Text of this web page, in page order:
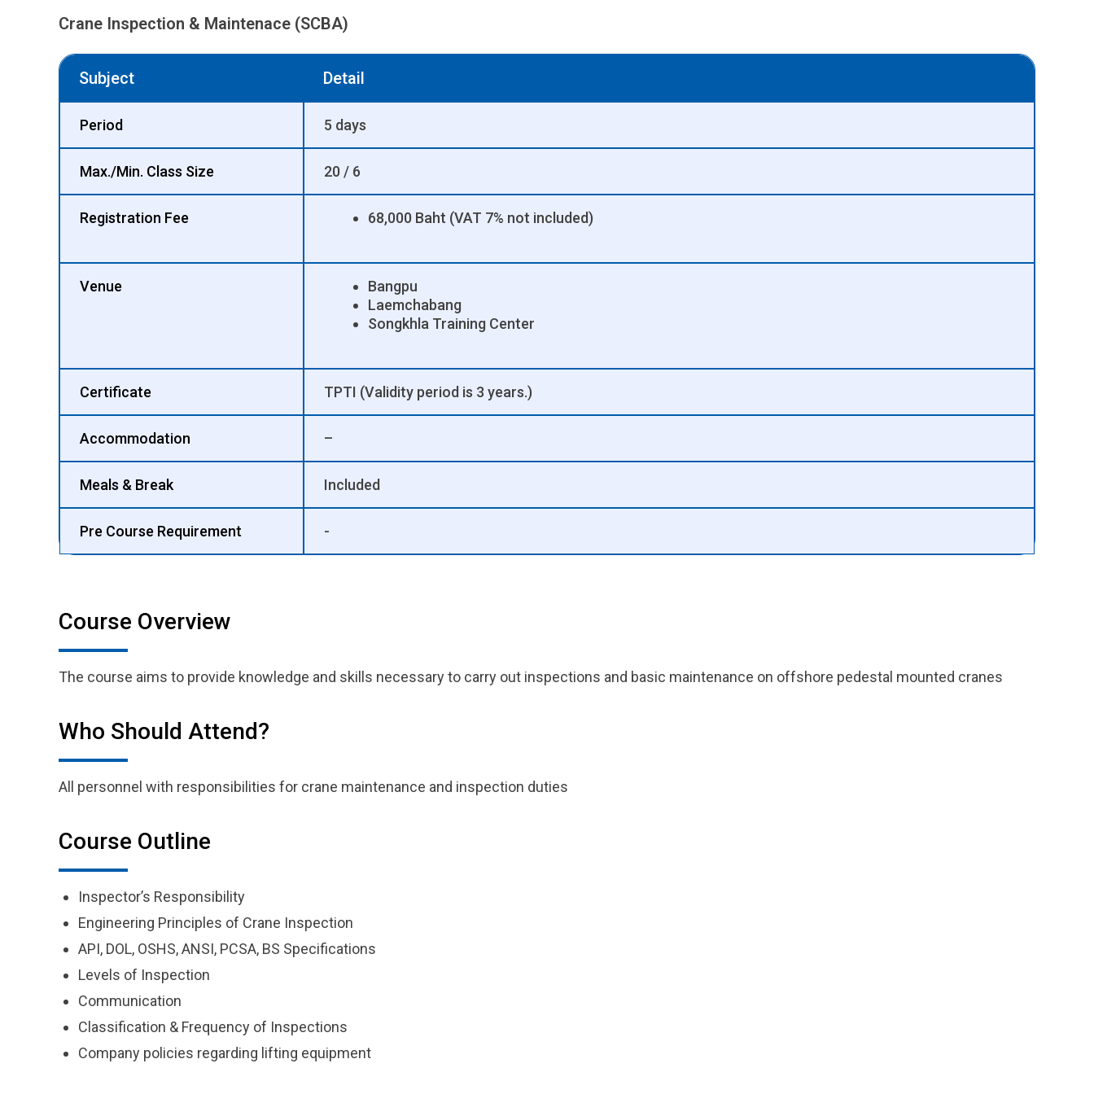
Crane Inspection & Maintenace (SCBA)
Subject Detail
Period 5 days
Max./Min. Class Size 20 / 6
Registration Fee 68,000 Baht (VAT 7% not included)
Venue
Bangpu
Laemchabang
Songkhla Training Center
Certificate TPTI (Validity period is 3 years.)
Accommodation –
Meals & Break Included
Pre Course Requirement -
Course Overview
The course aims to provide knowledge and skills necessary to carry out inspections and basic maintenance on offshore pedestal mounted cranes
Who Should Attend?
All personnel with responsibilities for crane maintenance and inspection duties
Course Outline
Inspector’s Responsibility
Engineering Principles of Crane Inspection
API, DOL, OSHS, ANSI, PCSA, BS Specifications
Levels of Inspection
Communication
Classification & Frequency of Inspections
Company policies regarding lifting equipment